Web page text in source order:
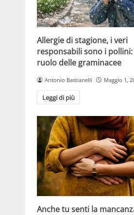
Allergie di stagione, i veri
responsabili sono i pollini:
ruolo delle graminacee
Antonio Bastianelli Maggio 1,
Leggi di più
Anche tu senti la